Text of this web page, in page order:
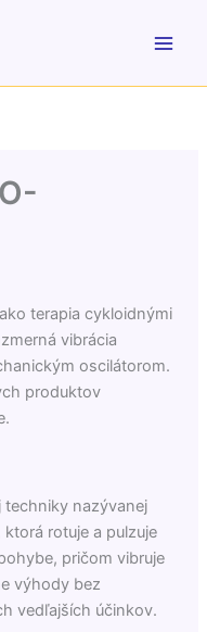
terapia cykloidnými
vibrácia
oscilátorom.
produktov
techniky nazývanej
rotuje a pulzuje
pričom vibruje
výhody bez
vedľajších účinkov.